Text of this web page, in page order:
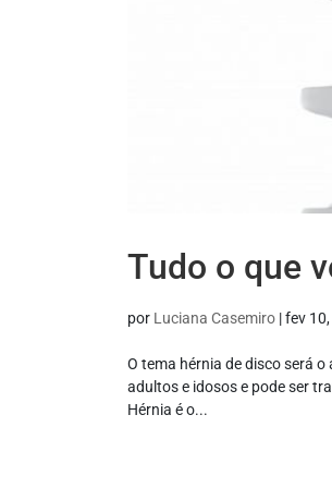
Tudo o que
por Luciana Casemiro |fev 10,
O tema hérnia de disco será
adultos e idosos e pode ser
Hérnia é o...